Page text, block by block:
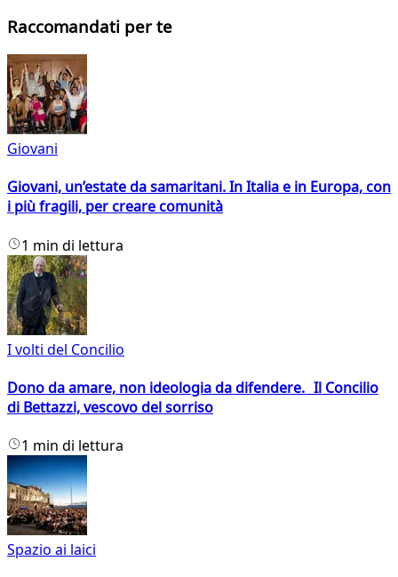
Raccomandati per te
Giovani
Giovani, un’estate da samaritani. In Italia e in Europa, con
i più fragili, per creare comunità
1 min di lettura
I volti del Concilio
Dono da amare, non ideologia da difendere. Il Concilio
di Bettazzi, vescovo del sorriso
1 min di lettura
Spazio ai laici